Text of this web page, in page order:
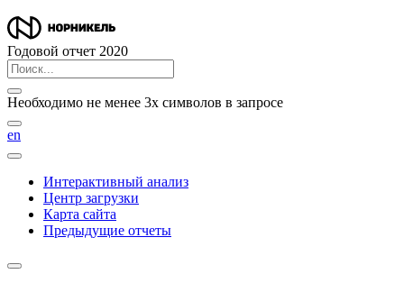
Годовой отчет 2020
Необходимо не менее 3х символов в запросе
en
Интерактивный анализ
Центр загрузки
Карта сайта
Предыдущие отчеты